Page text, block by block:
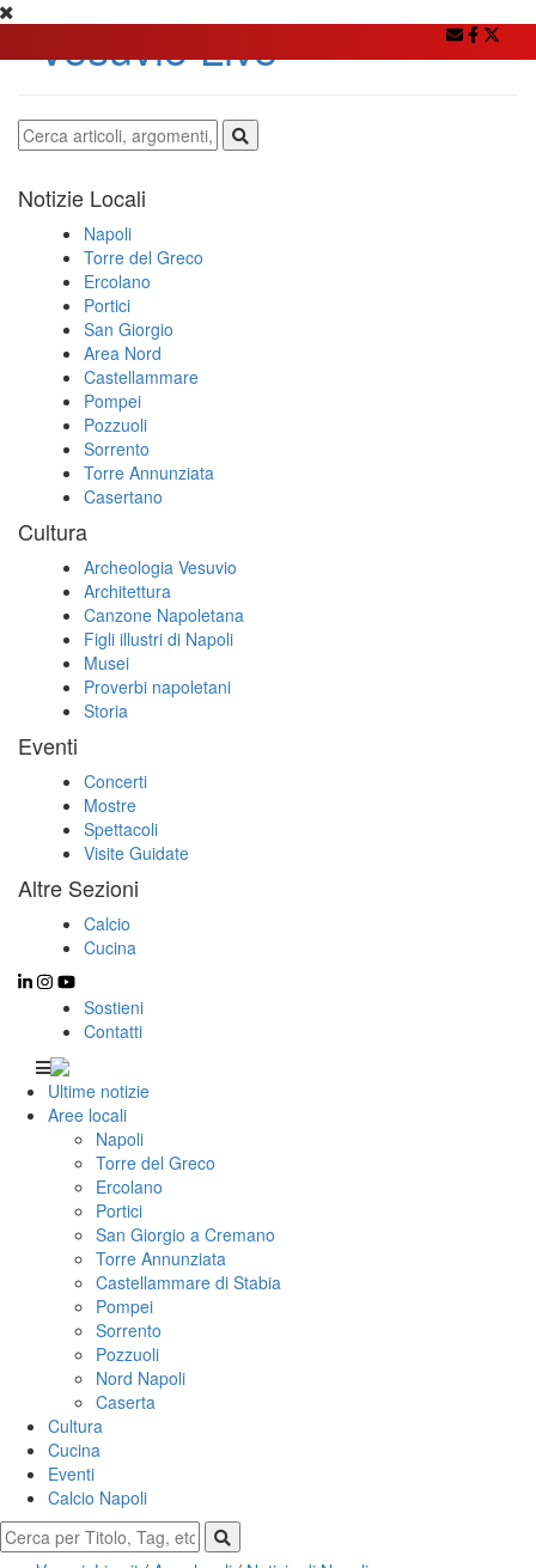
Notizie Locali
Napoli
Torre del Greco
Ercolano
Portici
San Giorgio
Area Nord
Castellammare
Pompei
Pozzuoli
Sorrento
Torre Annunziata
Casertano
Cultura
Archeologia Vesuvio
Architettura
Canzone Napoletana
Figli illustri di Napoli
Musei
Proverbi napoletani
Storia
Eventi
Concerti
Mostre
Spettacoli
Visite Guidate
Altre Sezioni
Calcio
Cucina
Sostieni
Contatti
Ultime notizie
Aree locali
Napoli
Torre del Greco
Ercolano
Portici
San Giorgio a Cremano
Torre Annunziata
Castellammare di Stabia
Pompei
Sorrento
Pozzuoli
Nord Napoli
Caserta
Cultura
Cucina
Eventi
Calcio Napoli